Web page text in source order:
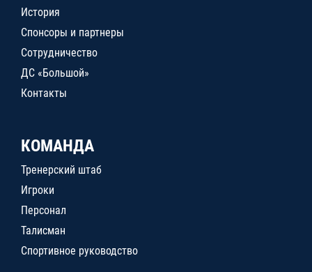
История
Спонсоры и партнеры
Сотрудничество
ДС «Большой»
Контакты
КОМАНДА
Тренерский штаб
Игроки
Персонал
Талисман
Спортивное руководство